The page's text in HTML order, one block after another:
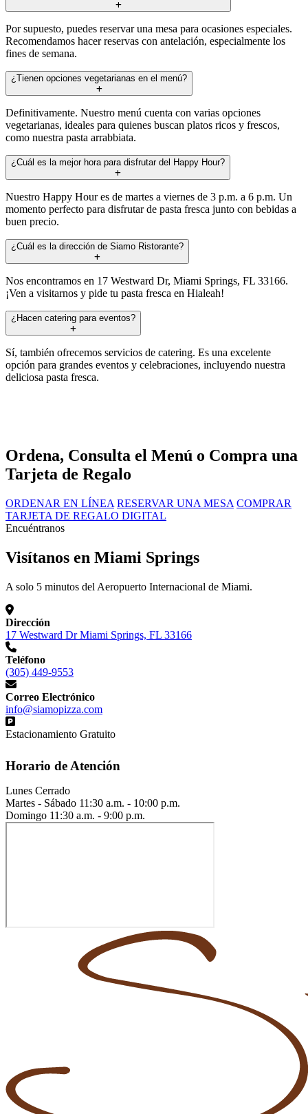
Por supuesto, puedes reservar una mesa para ocasiones especiales.
Recomendamos hacer reservas con antelación, especialmente los
fines de semana.
¿Tienen opciones vegetarianas en el menú?
Definitivamente. Nuestro menú cuenta con varias opciones
vegetarianas, ideales para quienes buscan platos ricos y frescos,
como nuestra pasta arrabbiata.
¿Cuál es la mejor hora para disfrutar del Happy Hour?
Nuestro Happy Hour es de martes a viernes de 3 p.m. a 6 p.m. Un
momento perfecto para disfrutar de pasta fresca junto con bebidas a
buen precio.
¿Cuál es la dirección de Siamo Ristorante?
Nos encontramos en 17 Westward Dr, Miami Springs, FL 33166.
¡Ven a visitarnos y pide tu pasta fresca en Hialeah!
¿Hacen catering para eventos?
Sí, también ofrecemos servicios de catering. Es una excelente
opción para grandes eventos y celebraciones, incluyendo nuestra
deliciosa pasta fresca.
Ordena, Consulta el Menú o Compra una
Tarjeta de Regalo
ORDENAR EN LÍNEA RESERVAR UNA MESA COMPRAR
TARJETA DE REGALO DIGITAL
Encuéntranos
Visítanos en Miami Springs
A solo 5 minutos del Aeropuerto Internacional de Miami.
Dirección
17 Westward Dr Miami Springs, FL 33166
Teléfono
(305) 449-9553
Correo Electrónico
info@siamopizza.com
Estacionamiento Gratuito
Horario de Atención
Lunes Cerrado
Martes - Sábado 11:30 a.m. - 10:00 p.m.
Domingo 11:30 a.m. - 9:00 p.m.